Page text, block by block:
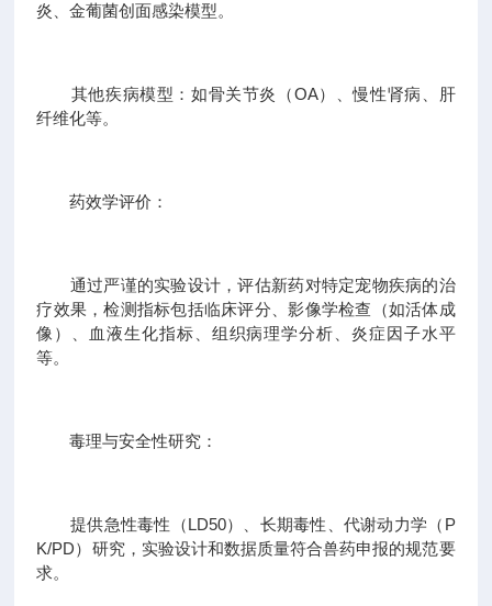
炎、金葡菌创面感染模型。
其他疾病模型：如骨关节炎（OA）、慢性肾病、肝
纤维化等。
药效学评价：
通过严谨的实验设计，评估新药对特定宠物疾病的治
疗效果，检测指标包括临床评分、影像学检查（如活体成
像）、血液生化指标、组织病理学分析、炎症因子水平
等。
毒理与安全性研究：
提供急性毒性（LD50）、长期毒性、代谢动力学（P
K/PD）研究，实验设计和数据质量符合兽药申报的规范要
求。